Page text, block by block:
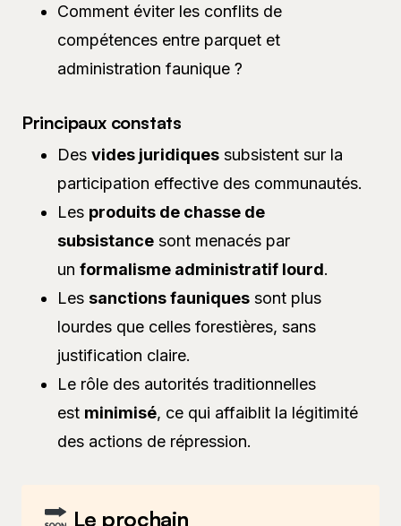
Comment éviter les conflits de
compétences entre parquet et
administration faunique ?
Principaux constats
Des vides juridiques subsistent sur la
participation effective des communautés.
Les produits de chasse de
subsistance sont menacés par
un formalisme administratif lourd.
Les sanctions fauniques sont plus
lourdes que celles forestières, sans
justification claire.
Le rôle des autorités traditionnelles
est minimisé, ce qui affaiblit la légitimité
des actions de répression.
Le prochain